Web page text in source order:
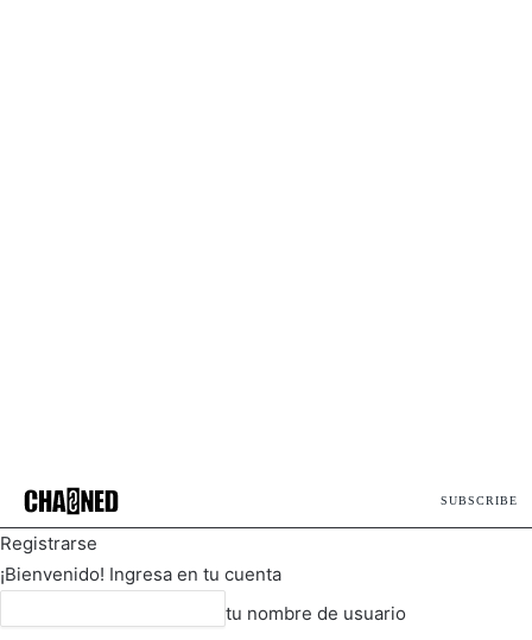
SUBSCRIBE
Registrarse
¡Bienvenido! Ingresa en tu cuenta
tu nombre de usuario